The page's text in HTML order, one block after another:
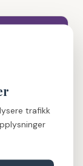
eldre liker
trafikk